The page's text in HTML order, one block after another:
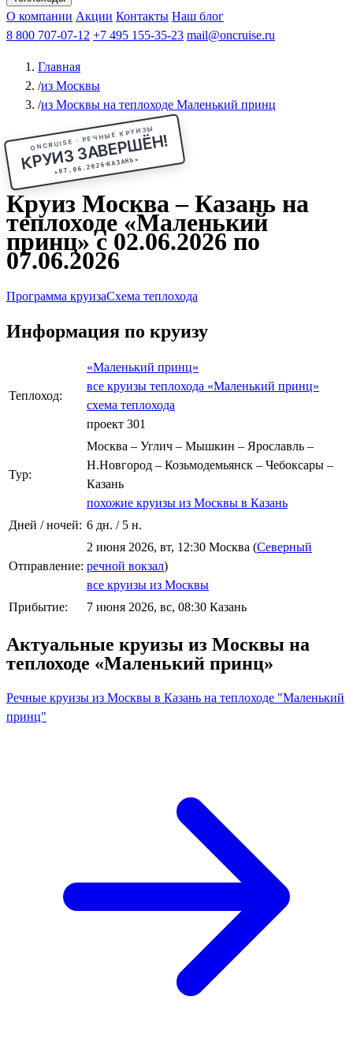
Чебоксарыиз Волгоградаиз Саратова Все города
КазаньВ Нижний НовгородВ ПермьВ Ростов-на-Дону
РыбинскНа СоловкиНа ВалаамПо ОкеПо Енисею
Афанасий Никитин Октябрьская революция
ФединАлександр СвешниковИван
МироновА.С.Попов
О компании Акции Контакты Наш блог
8 800 707-07-12 +7 495 155-35-23 mail@oncruise.ru
Главная
/из Москвы
/из Москвы на теплоходе Маленький принц
ONCRUISE · РЕЧНЫЕ КРУИЗЫ
КРУИЗ ЗАВЕРШЁН!
★07.06.2026КАЗАНЬ★
Круиз Москва – Казань на
теплоходе «Маленький
принц» с 02.06.2026 по
07.06.2026
Программа круизаСхема теплохода
Информация по круизу
Теплоход:
«Маленький принц»
все круизы теплохода «Маленький принц»
схема теплохода
проект 301
Тур:
Москва – Углич – Мышкин – Ярославль –
Н.Новгород – Козьмодемьянск – Чебоксары –
Казань
похожие круизы из Москвы в Казань
Дней / ночей: 6 дн. / 5 н.
Отправление:
2 июня 2026, вт, 12:30 Москва (Северный
речной вокзал)
все круизы из Москвы
Прибытие:
7 июня 2026, вс, 08:30 Казань
Актуальные круизы из Москвы на
теплоходе «Маленький принц»
Речные круизы из Москвы в Казань на теплоходе "Маленький
принц"